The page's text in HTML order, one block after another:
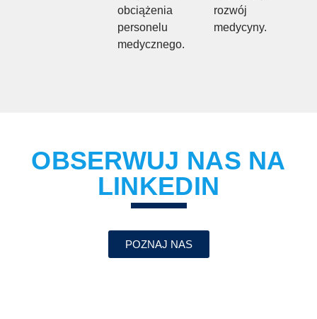
obciążenia
personelu
medycznego.
rozwój
medycyny.
OBSERWUJ NAS NA
LINKEDIN
POZNAJ NAS